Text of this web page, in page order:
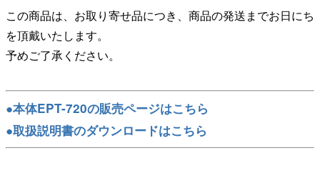
この商品は、お取り寄せ品につき、商品の発送までお日にち
を頂戴いたします。
予めご了承ください。
●本体EPT-720の販売ページはこちら
●取扱説明書のダウンロードはこちら